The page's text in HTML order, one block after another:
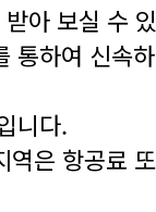
아 보실 수
통하여 신속
니다.
역은 항공료